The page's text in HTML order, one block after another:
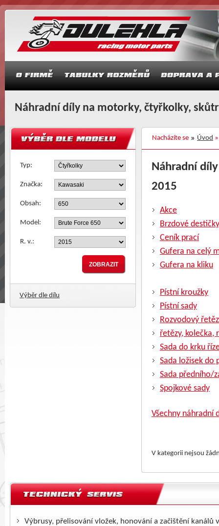
Náhradní díly na motorky, čtyřkolky,
Nacházíte se Úvod
Typ:
Značka:
Obsah:
Model:
R. v.:
Výběr dle dílu
Náhradní
2015
Akce
Brzdové destičky
Ceník prací
Gufera na celý
Gufera na kliku
Pístní kroužky
Pístní sady
Rozvodový řetěz
řetězy, kolečka,
Sada do krku
Sada ložisek do
Sada předního/
Spojkové sady
Všechny náhradní
V kategorii nejsou
Výbrusy, přelisování vložek, honování a začištění kanálů